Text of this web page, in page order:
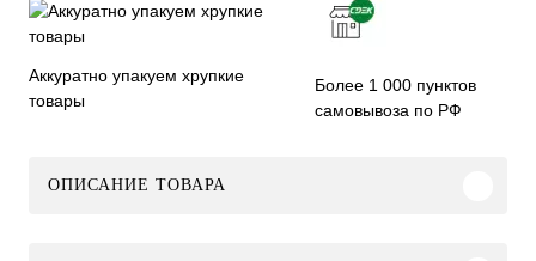
Аккуратно упакуем хрупкие
товары
Более 1 000 пунктов
самовывоза по РФ
ОПИСАНИЕ ТОВАРА